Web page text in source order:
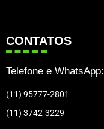
CONTATOS
Telefone e WhatsApp:
(11) 95777-2801
(11) 3742-3229